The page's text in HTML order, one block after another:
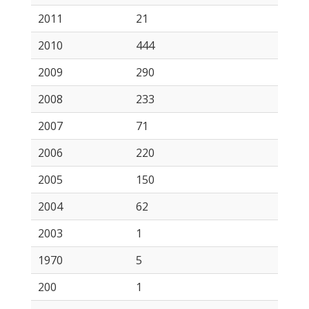
2011
21
2010
444
2009
290
2008
233
2007
71
2006
220
2005
150
2004
62
2003
1
1970
5
200
1